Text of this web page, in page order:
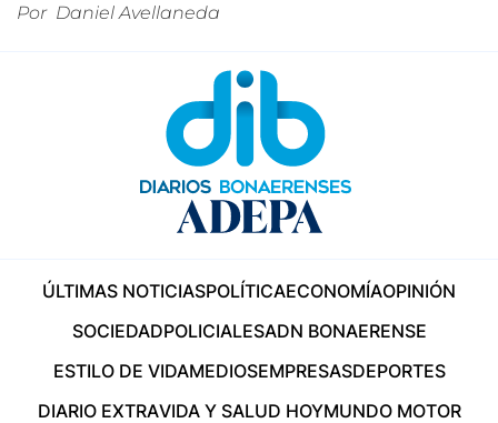
Por Daniel Avellaneda
ÚLTIMAS NOTICIASPOLÍTICAECONOMÍAOPINIÓN
SOCIEDADPOLICIALESADN BONAERENSE
ESTILO DE VIDAMEDIOSEMPRESASDEPORTES
DIARIO EXTRAVIDA Y SALUD HOYMUNDO MOTOR